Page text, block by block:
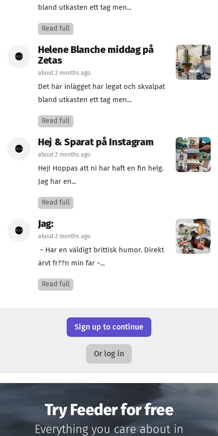
bland utkasten ett tag men...
Read full
Helene Blanche middag på
Zetas
about 2 months ago
Det här inlägget har legat och skvalpat
bland utkasten ett tag men...
Read full
Hej & Sparat på Instagram
about 2 months ago
Hej! Hoppas att ni har haft en fin helg.
Jag har en...
Read full
Jag:
about 2 months ago
~ Har en väldigt brittisk humor. Direkt
ärvt fr??n min far ~...
Read full
Sign up to continue
Or log in
Try Feeder for free
Everything you care about in